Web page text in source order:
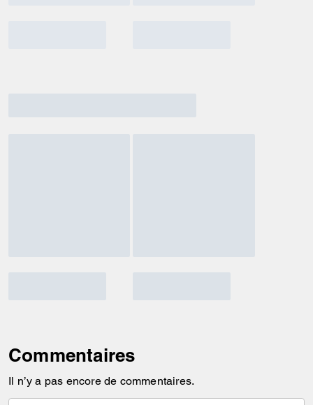
Commentaires
Il n’y a pas encore de commentaires.